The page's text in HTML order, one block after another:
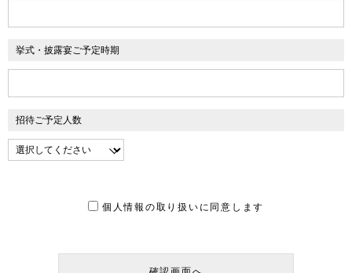
挙式・披露宴ご予定時期
招待ご予定人数
個人情報の取り扱いに同意します